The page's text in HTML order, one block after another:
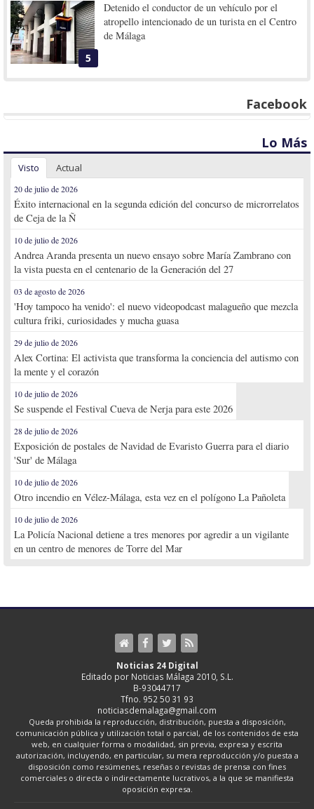
5
Detenido el conductor de un vehículo por el
atropello intencionado de un turista en el Centro
de Málaga
Facebook
Lo Más
Visto Actual
20 de julio de 2026
Éxito internacional en la segunda edición del concurso de microrrelatos
de Ceja de la Ñ
10 de julio de 2026
Andrea Aranda presenta un nuevo ensayo sobre María Zambrano con
la vista puesta en el centenario de la Generación del 27
03 de agosto de 2026
'Hoy tampoco ha venido': el nuevo videopodcast malagueño que mezcla
cultura friki, curiosidades y mucha guasa
29 de julio de 2026
Alex Cortina: El activista que transforma la conciencia del autismo con
la mente y el corazón
10 de julio de 2026
Se suspende el Festival Cueva de Nerja para este 2026
28 de julio de 2026
Exposición de postales de Navidad de Evaristo Guerra para el diario
'Sur' de Málaga
10 de julio de 2026
Otro incendio en Vélez-Málaga, esta vez en el polígono La Pañoleta
10 de julio de 2026
La Policía Nacional detiene a tres menores por agredir a un vigilante
en un centro de menores de Torre del Mar
Noticias 24 Digital
Editado por Noticias Málaga 2010, S.L.
B-93044717
Tfno. 952 50 31 93
noticiasdemalaga@gmail.com
Queda prohibida la reproducción, distribución, puesta a disposición,
comunicación pública y utilización total o parcial, de los contenidos de esta
web, en cualquier forma o modalidad, sin previa, expresa y escrita
autorización, incluyendo, en particular, su mera reproducción y/o puesta a
disposición como resúmenes, reseñas o revistas de prensa con fines
comerciales o directa o indirectamente lucrativos, a la que se manifiesta
oposición expresa.